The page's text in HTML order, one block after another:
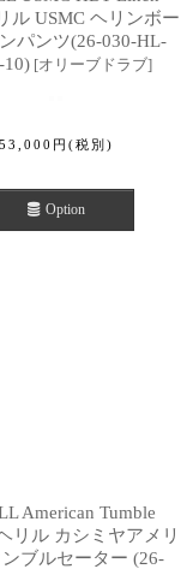
ル USMC ヘリンボー
パンツ(26-030-HL-
10) [オリーブドラブ]
53,000 円 (税別)
Option
American Tumble
リル カシミヤアメリ
ブルセーター (26-